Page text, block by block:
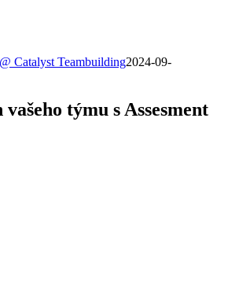
Catalyst Teambuilding2024-09-
vašeho týmu s Assesment